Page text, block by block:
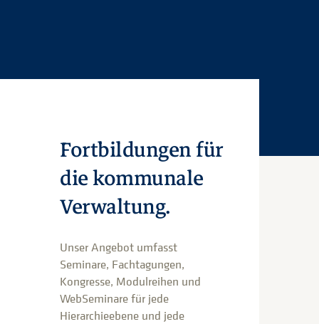
Fortbildungen für
die kommunale
Verwaltung.
Unser Angebot umfasst
Seminare, Fachtagungen,
Kongresse, Modulreihen und
WebSeminare für jede
Hierarchieebene und jede